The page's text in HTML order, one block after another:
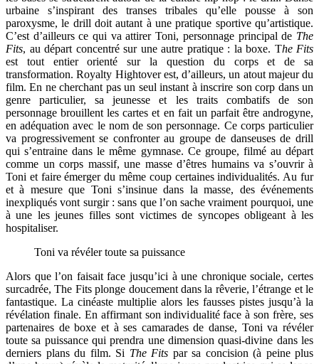
urbaine s’inspirant des transes tribales qu’elle pousse à son
paroxysme, le drill doit autant à une pratique sportive qu’artistique.
C’est d’ailleurs ce qui va attirer Toni, personnage principal de The
Fits, au départ concentré sur une autre pratique : la boxe. The Fits
est tout entier orienté sur la question du corps et de sa
transformation. Royalty Hightover est, d’ailleurs, un atout majeur du
film. En ne cherchant pas un seul instant à inscrire son corp dans un
genre particulier, sa jeunesse et les traits combatifs de son
personnage brouillent les cartes et en fait un parfait être androgyne,
en adéquation avec le nom de son personnage. Ce corps particulier
va progressivement se confronter au groupe de danseuses de drill
qui s’entraine dans le même gymnase. Ce groupe, filmé au départ
comme un corps massif, une masse d’êtres humains va s’ouvrir à
Toni et faire émerger du même coup certaines individualités. Au fur
et à mesure que Toni s’insinue dans la masse, des événements
inexpliqués vont surgir : sans que l’on sache vraiment pourquoi, une
à une les jeunes filles sont victimes de syncopes obligeant à les
hospitaliser.
Toni va révéler toute sa puissance
Alors que l’on faisait face jusqu’ici à une chronique sociale, certes
surcadrée, The Fits plonge doucement dans la rêverie, l’étrange et le
fantastique. La cinéaste multiplie alors les fausses pistes jusqu’à la
révélation finale. En affirmant son individualité face à son frère, ses
partenaires de boxe et à ses camarades de danse, Toni va révéler
toute sa puissance qui prendra une dimension quasi-divine dans les
derniers plans du film. Si The Fits par sa concision (à peine plus